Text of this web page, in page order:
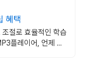
혜택
절로 효율적인 학습
플레이어, 언제 어